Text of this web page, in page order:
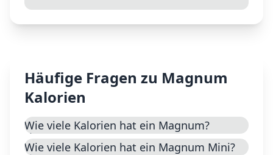
Häufige Fragen zu Magnum
Kalorien
Wie viele Kalorien hat ein Magnum?
Wie viele Kalorien hat ein Magnum Mini?